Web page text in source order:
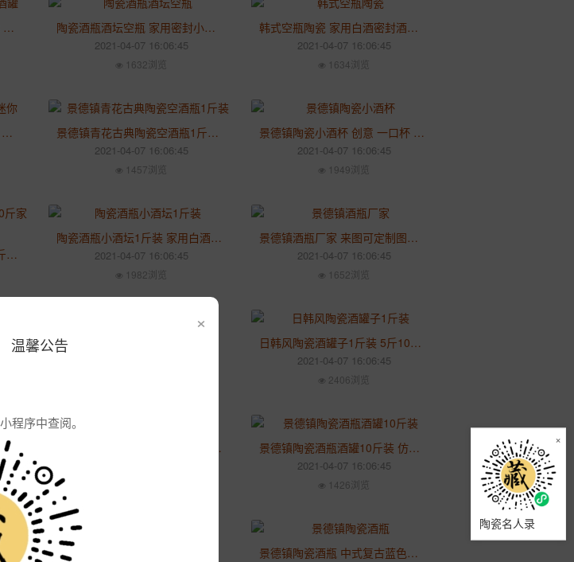
×
温馨公告
程序中查阅。
×
陶瓷名人录
景德镇陶瓷坛龙头10斤药酒罐 家用空酒坛密封泡酒存酒罐酒缸 陶瓷酒瓶酒坛空瓶 家用密封小酒壶定制1斤2斤仿古陶瓷酒瓶
2021-04-07 16:06:45
1632浏览
韩式空瓶陶瓷 家用白酒密封酒坛 仿古装饰5斤10斤装酒坛子
2021-04-07 16:06:45
1634浏览
景德镇创意密封陶瓷酒坛迷你 酒瓶子1斤装 酒厂定制空酒瓶 景德镇青花古典陶瓷空酒瓶1斤装 收藏喜宴陶瓷酒瓶装饰白酒瓶
2021-04-07 16:06:45
1457浏览
景德镇陶瓷小酒杯 创意 一口杯 中式创意高脚烈酒杯 白酒杯定制
2021-04-07 16:06:45
1949浏览
陶瓷酒瓶古风小酒坛1/3/5/10斤家用白酒罐子 密封存酒坛小酒壶
陶瓷酒瓶小酒坛1斤装 家用白酒罐子 密封存酒坛小酒壶
2021-04-07 16:06:45
1982浏览
景德镇酒瓶厂家 来图可定制图案印LOGO 陶瓷1斤装古典酒瓶
2021-04-07 16:06:45
1652浏览
日韩风陶瓷酒罐子1斤装 5斤10斤中式酒坛 便携小酒壶定制LOGO
2021-04-07 16:06:45
2406浏览
景德镇陶瓷小酒瓶空酒 白酒密封坛子定制 酒缸存酒罐1斤装 景德镇1斤陶瓷酒瓶 便携小酒壶酒坛 密封空酒壶一斤装 手绘春夏秋冬酒瓶 景德镇陶瓷酒瓶酒罐10斤装 仿古酒坛子 古典密封酒具空瓶小酒壶
2021-04-07 16:06:45
1426浏览
迷你小酒壶分酒器 韩式陶瓷酒罐子 日式土陶7七两酒瓶 酒具酒壶厂家 景德镇陶瓷酒瓶 中式复古蓝色龙纹1斤装陶瓷小酒瓶 定制密封小酒壶